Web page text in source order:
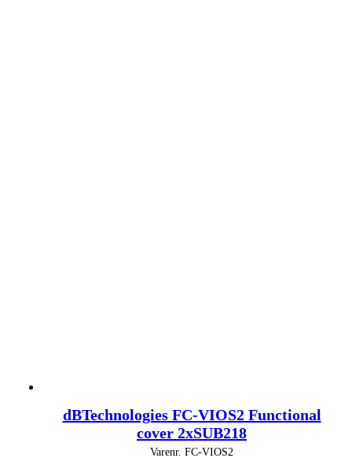
dBTechnologies FC-VIOS2 Functional
cover 2xSUB218
Varenr. FC-VIOS2